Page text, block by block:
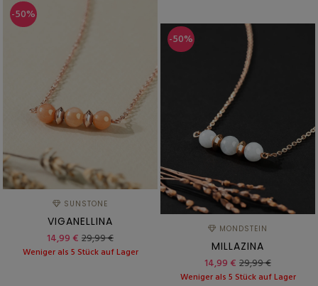
-50%
SUNSTONE
VIGANELLINA
14,99 € 29,99 €
Weniger als 5 Stück auf Lager
-50%
MONDSTEIN
MILLAZINA
14,99 € 29,99 €
Weniger als 5 Stück auf Lager